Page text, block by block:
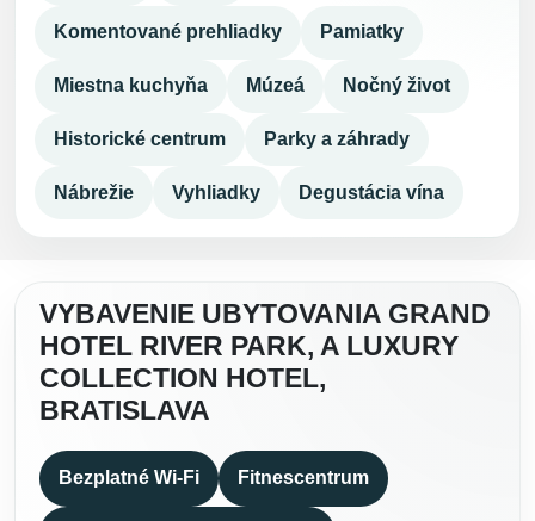
Komentované prehliadky Pamiatky
Miestna kuchyňa Múzeá Nočný život
Historické centrum Parky a záhrady
Nábrežie Vyhliadky Degustácia vína
VYBAVENIE UBYTOVANIA GRAND
HOTEL RIVER PARK, A LUXURY
COLLECTION HOTEL,
BRATISLAVA
Bezplatné Wi-Fi Fitnescentrum